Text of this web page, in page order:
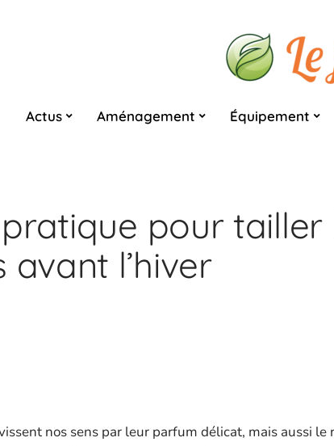
Actus Aménagement Équipement
pour tailler
avant l’hiver
nos sens par leur parfum délicat, mais aussi le